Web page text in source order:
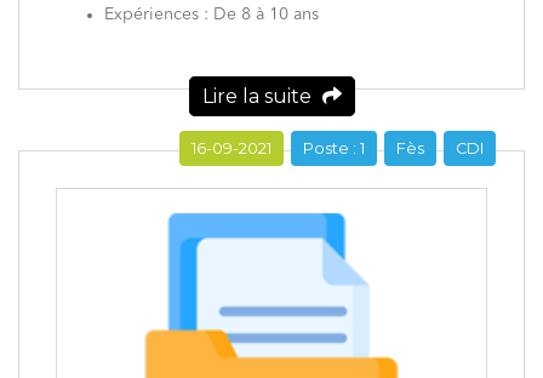
Expériences : De 8 à 10 ans
Lire la suite
CDI
Fès
Poste : 1
16-09-2021